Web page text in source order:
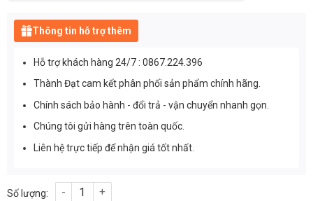
Thông tin hỗ trợ thêm
Hỗ trợ khách hàng 24/7 : 0867.224.396
Thành Đạt cam kết phân phối sản phẩm chính hãng.
Chính sách bảo hành - đổi trả - vận chuyển nhanh gọn.
Chúng tôi gửi hàng trên toàn quốc.
Liên hệ trực tiếp để nhận giá tốt nhất.
Đèn led chiếu nhà xưởng 300w SMD cao cấp (TDL-AC412) số